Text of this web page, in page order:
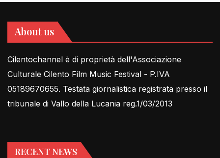
About us
Cilentochannel è di proprietà dell'Associazione
Culturale Cilento Film Music Festival - P.IVA
05189670655. Testata giornalistica registrata presso il
tribunale di Vallo della Lucania reg.1/03/2013
RECENT NEWS